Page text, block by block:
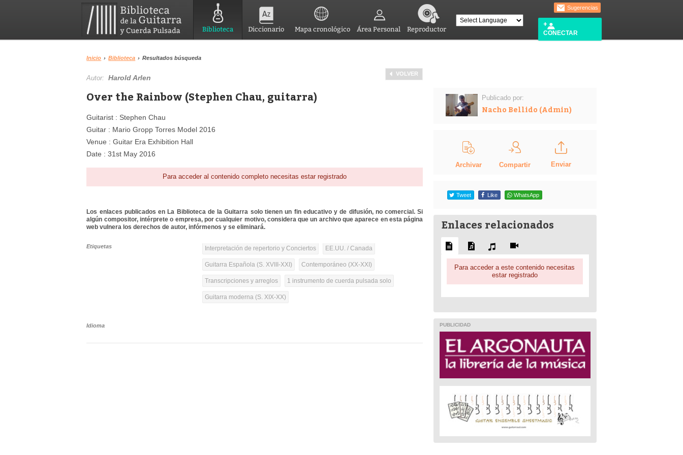
Biblioteca Diccionario Mapa cronológico Área Personal Reproductor
Sugerencias
CONECTAR
Inicio › Biblioteca › Resultados búsqueda
VOLVER
Autor:Harold Arlen
Over the Rainbow (Stephen Chau, guitarra)
Guitarist : Stephen Chau
Guitar : Mario Gropp Torres Model 2016
Venue : Guitar Era Exhibition Hall
Date : 31st May 2016
Para acceder al contenido completo necesitas estar registrado
Los enlaces publicados en La Biblioteca de la Guitarra solo tienen un fin educativo y de difusión, no comercial. Si
algún compositor, intérprete o empresa, por cualquier motivo, considera que un archivo que aparece en esta página
web vulnera los derechos de autor, infórmenos y se eliminará.
Etiquetas Interpretación de repertorio y Conciertos EE.UU. / Canada
Guitarra Española (S. XVIII-XXI) Contemporáneo (XX-XXI)
Transcripciones y arreglos 1 instrumento de cuerda pulsada solo
Guitarra moderna (S. XIX-XX)
Idioma
Publicado por:
Nacho Bellido (Admin)
Archivar Compartir Enviar
Tweet Like WhatsApp
Enlaces relacionados
Para acceder a este contenido necesitas
estar registrado
PUBLICIDAD